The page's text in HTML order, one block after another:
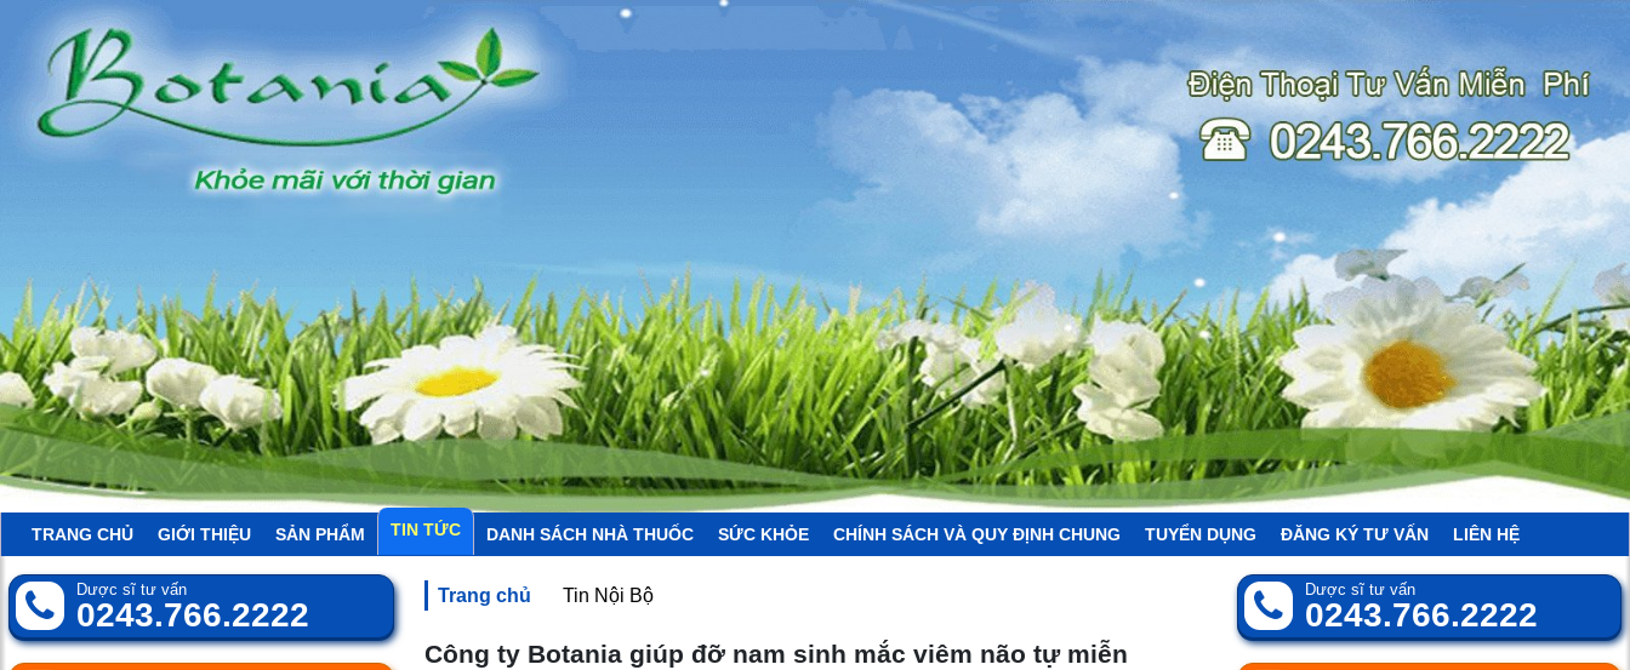
TRANG CHỦ GIỚI THIỆU SẢN PHẨM TIN TỨC DANH SÁCH NHÀ THUỐC SỨC KHỎE CHÍNH SÁCH VÀ QUY ĐỊNH CHUNG TUYỂN DỤNG ĐĂNG KÝ TƯ VẤN LIÊN HỆ
0SP
Dược sĩ tư vấn
0243.766.2222
Trang chủ Tin Nội Bộ
Công ty Botania giúp đỡ nam sinh mắc viêm não tự miễn
Dược sĩ tư vấn
0243.766.2222